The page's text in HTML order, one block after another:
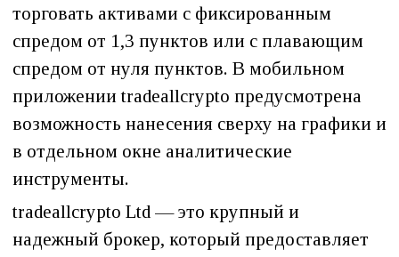
торговать активами с фиксированным
спредом от 1,3 пунктов или с плавающим
спредом от нуля пунктов. В мобильном
приложении tradeallcrypto предусмотрена
возможность нанесения сверху на графики и
в отдельном окне аналитические
инструменты.
tradeallcrypto Ltd — это крупный и
надежный брокер, который предоставляет